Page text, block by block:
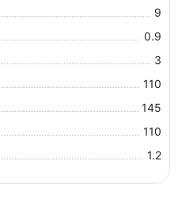
9
0.9
3
110
145
110
1.2